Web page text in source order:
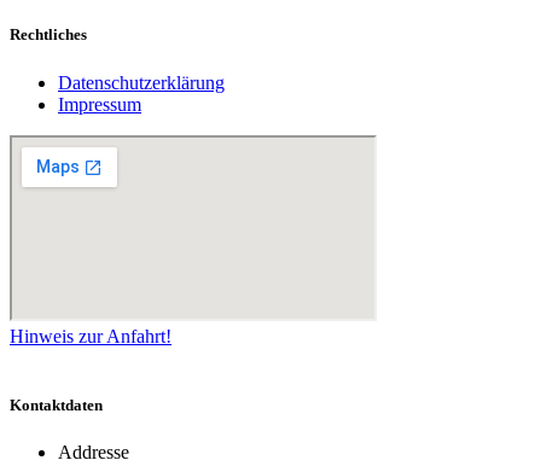
Rechtliches
Datenschutzerklärung
Impressum
Hinweis zur Anfahrt!
Kontaktdaten
Addresse